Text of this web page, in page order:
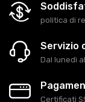
politica di
Servizio
Dal lunedì
Certificati